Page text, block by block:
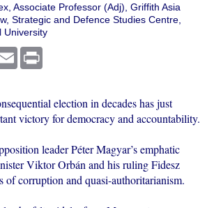
Associate Professor (Adj), Griffith Asia
Strategic and Defence Studies Centre,
University
Email
election in decades has just
victory for democracy and accountability.
leader Péter Magyar’s emphatic
Viktor Orbán and his ruling Fidesz
of corruption and quasi-authoritarianism.